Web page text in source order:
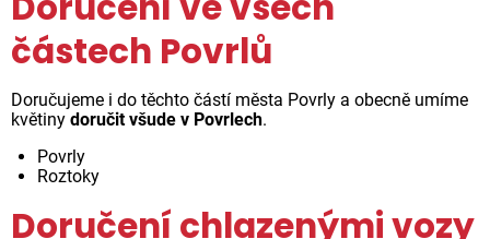
částech Povrlů
Doručujeme i do těchto částí města Povrly a obecně umíme
květiny doručit všude v Povrlech.
Povrly
Roztoky
Doručení chlazenými vozy